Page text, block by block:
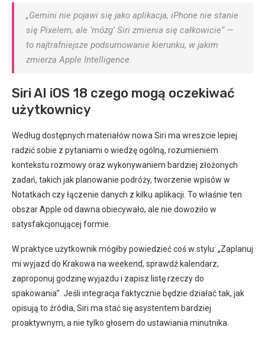
„Gemini nie pojawi się jako aplikacja, iPhone nie stanie
się Pixelem, ale ‘mózg’ Siri zmienia się całkowicie” —
to najtrafniejsze podsumowanie kierunku, w jakim
zmierza Apple Intelligence.
Siri AI iOS 18 czego mogą oczekiwać
użytkownicy
Według dostępnych materiałów nowa Siri ma wreszcie lepiej
radzić sobie z pytaniami o wiedzę ogólną, rozumieniem
kontekstu rozmowy oraz wykonywaniem bardziej złożonych
zadań, takich jak planowanie podróży, tworzenie wpisów w
Notatkach czy łączenie danych z kilku aplikacji. To właśnie ten
obszar Apple od dawna obiecywało, ale nie dowoziło w
satysfakcjonującej formie.
W praktyce użytkownik mógłby powiedzieć coś w stylu: „Zaplanuj
mi wyjazd do Krakowa na weekend, sprawdź kalendarz,
zaproponuj godzinę wyjazdu i zapisz listę rzeczy do
spakowania”. Jeśli integracja faktycznie będzie działać tak, jak
opisują to źródła, Siri ma stać się asystentem bardziej
proaktywnym, a nie tylko głosem do ustawiania minutnika.